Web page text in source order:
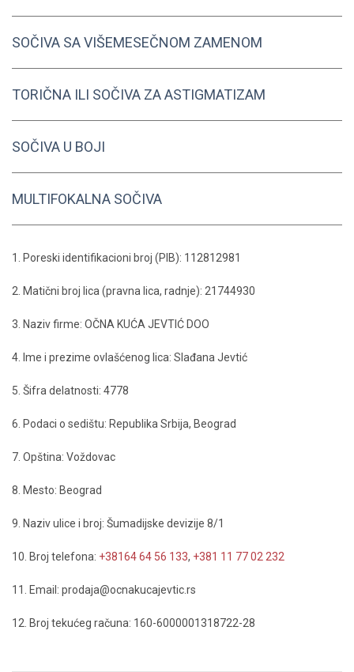
SOČIVA SA VIŠEMESEČNOM ZAMENOM
TORIČNA ILI SOČIVA ZA ASTIGMATIZAM
SOČIVA U BOJI
MULTIFOKALNA SOČIVA
1. Poreski identifikacioni broj (PIB): 112812981
2. Matični broj lica (pravna lica, radnje): 21744930
3. Naziv firme: OČNA KUĆA JEVTIĆ DOO
4. Ime i prezime ovlašćenog lica: Slađana Jevtić
5. Šifra delatnosti: 4778
6. Podaci o sedištu: Republika Srbija, Beograd
7. Opština: Voždovac
8. Mesto: Beograd
9. Naziv ulice i broj: Šumadijske devizije 8/1
10. Broj telefona: +38164 64 56 133, +381 11 77 02 232
11. Email: prodaja@ocnakucajevtic.rs
12. Broj tekućeg računa: 160-6000001318722-28